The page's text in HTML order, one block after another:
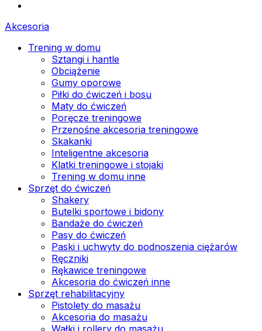
Akcesoria
Trening w domu
Sztangi i hantle
Obciążenie
Gumy oporowe
Piłki do ćwiczeń i bosu
Maty do ćwiczeń
Poręcze treningowe
Przenośne akcesoria treningowe
Skakanki
Inteligentne akcesoria
Klatki treningowe i stojaki
Trening w domu inne
Sprzęt do ćwiczeń
Shakery
Butelki sportowe i bidony
Bandaże do ćwiczeń
Pasy do ćwiczeń
Paski i uchwyty do podnoszenia ciężarów
Ręczniki
Rękawice treningowe
Akcesoria do ćwiczeń inne
Sprzęt rehabilitacyjny
Pistolety do masażu
Akcesoria do masażu
Wałki i rollery do masażu